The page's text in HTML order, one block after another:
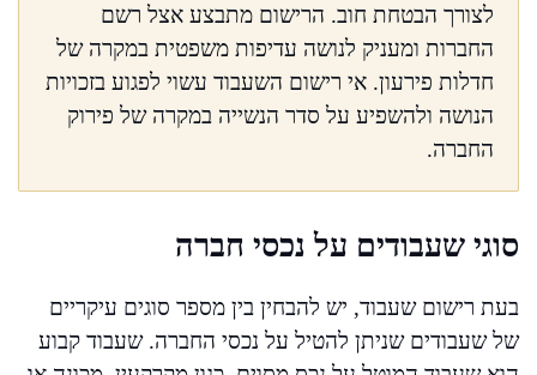
לצורך הבטחת חוב. הרישום מתבצע אצל רשם
החברות ומעניק לנושה עדיפות משפטית במקרה של
חדלות פירעון. אי רישום השעבוד עשוי לפגוע בזכויות
הנושה ולהשפיע על סדר הנשייה במקרה של פירוק
החברה.
סוגי שעבודים על נכסי חברה
בעת רישום שעבוד, יש להבחין בין מספר סוגים עיקריים
של שעבודים שניתן להטיל על נכסי החברה. שעבוד קבוע